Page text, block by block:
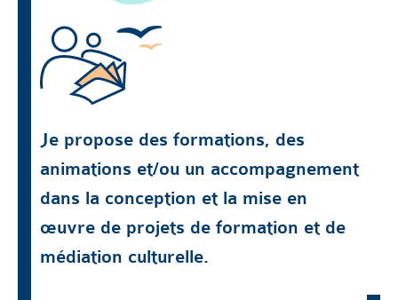
Je propose des formations, des
animations et/ou un accompagnement
dans la conception et la mise en
œuvre de projets de formation et de
médiation culturelle.